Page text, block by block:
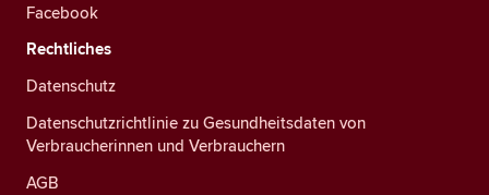
Facebook
Rechtliches
Datenschutz
Datenschutzrichtlinie zu Gesundheitsdaten von
Verbraucherinnen und Verbrauchern
AGB